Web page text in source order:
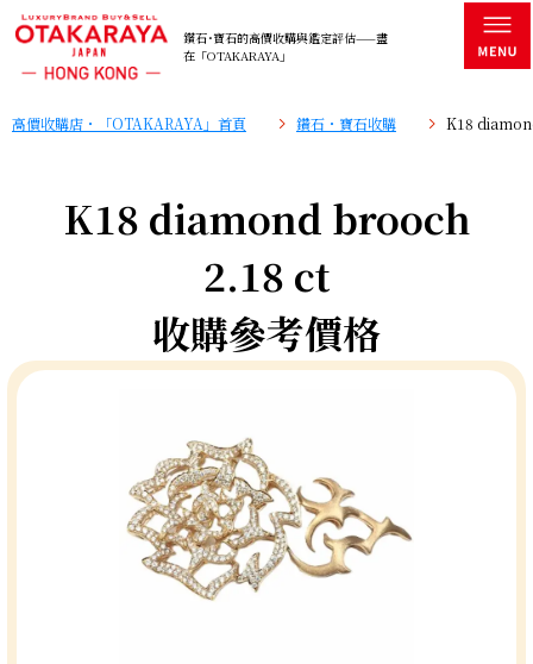
鑽石･寶石的高價收購與鑑定評估——盡
在「OTAKARAYA」
高價收購店・「OTAKARAYA」首頁 鑽石・寶石收購 K18
K18 diamond brooch
2.18 ct
收購參考價格